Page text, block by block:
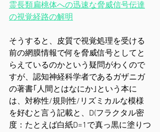
霊長類扁桃体への迅速な脅威信号伝達
の視覚経路の解明
そうすると、皮質で視覚処理を受ける
前の網膜情報で何を脅威信号としてと
らえているのかという疑問がわくので
すが、認知神経科学者であるガザニガ
の著書｢人間とはなにか｣という本に
は、対称性/規則性/リズミカルな模様
を好むと言う記載と、D(フラクタル密
度：たとえば白紙D=1で真っ黒に塗りつ